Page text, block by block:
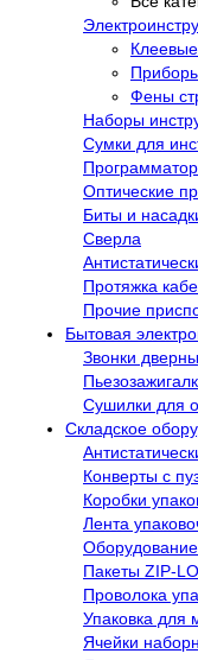
Фены
Наборы
Сумки для
Оптические
Биты и
Сверла
Протяжка
Прочие
Бытовая
Звонки
Сушилки для
Складское
Конверты с
Коробки
Лента
Пакеты ZIP-
Проволока
Упаковка для
Ячейки